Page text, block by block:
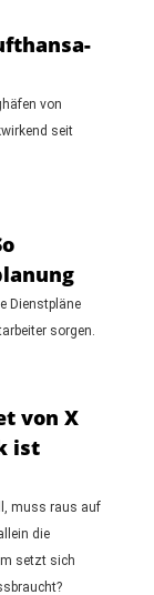
von
seit
Dienstpläne
sorgen.
von X
ist
muss raus auf
die
setzt sich